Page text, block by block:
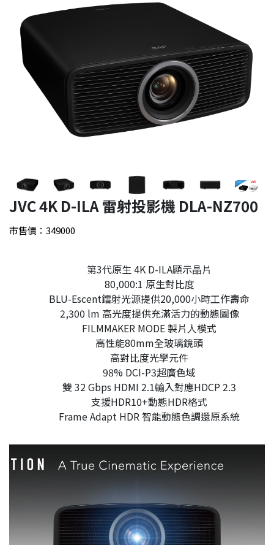
JVC 4K D-ILA 雷射投影機 DLA-NZ700
市售價：349000
第3代原生 4K D-ILA顯示晶片
80,000:1 原生對比度
BLU-Escent鐳射光源提供20,000小時工作壽命
2,300 lm 高光度提供充滿活力的動態圖像
FILMMAKER MODE 製片人模式
高性能80mm全玻璃鏡頭
高對比度光學元件
98% DCI-P3超廣色域
雙 32 Gbps HDMI 2.1輸入對應HDCP 2.3
支援HDR10+動態HDR格式
Frame Adapt HDR 智能動態色調還原系統